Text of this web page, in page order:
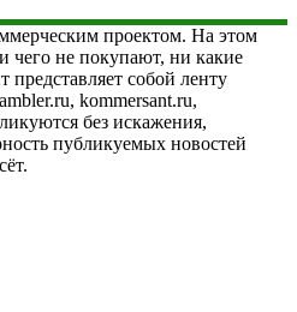
проектом. На этом
чего не покупают, ни какие
представляет собой ленту
kommersant.ru,
без искажения,
публикуемых новостей